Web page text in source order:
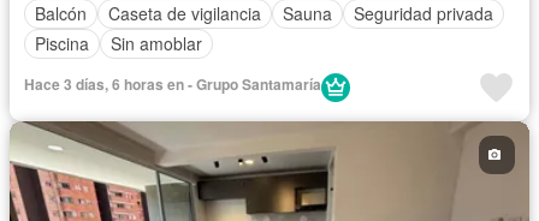
Balcón
Caseta de vigilancia Sauna
Seguridad privada
Piscina
Sin amoblar
Hace 3 días, 6 horas en - Grupo Santamaría